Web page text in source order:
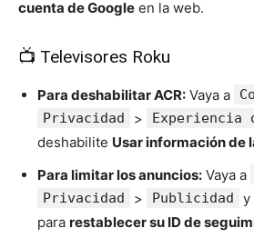
cuenta de Google en la web.
📺 Televisores Roku
Para deshabilitar ACR: Vaya a
Privacidad > Experiencia
deshabilite Usar información de
Para limitar los anuncios: Vaya a
Privacidad > Publicidad
y
para restablecer su ID de